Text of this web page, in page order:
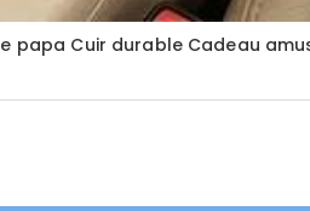
papa Cuir durable Cadeau